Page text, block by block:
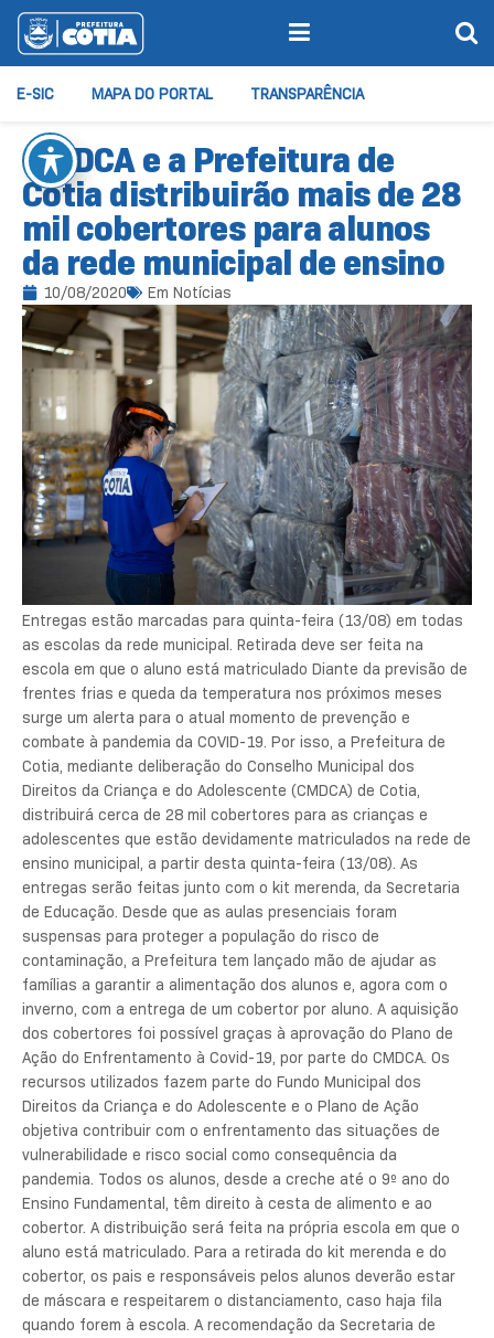
E-SIC MAPA DO PORTAL TRANSPARÊNCIA
CMDCA e a Prefeitura de
Cotia distribuirão mais de 28
mil cobertores para alunos
da rede municipal de ensino
10/08/2020 Em Notícias
Entregas estão marcadas para quinta-feira (13/08) em todas
as escolas da rede municipal. Retirada deve ser feita na
escola em que o aluno está matriculado Diante da previsão de
frentes frias e queda da temperatura nos próximos meses
surge um alerta para o atual momento de prevenção e
combate à pandemia da COVID-19. Por isso, a Prefeitura de
Cotia, mediante deliberação do Conselho Municipal dos
Direitos da Criança e do Adolescente (CMDCA) de Cotia,
distribuirá cerca de 28 mil cobertores para as crianças e
adolescentes que estão devidamente matriculados na rede de
ensino municipal, a partir desta quinta-feira (13/08). As
entregas serão feitas junto com o kit merenda, da Secretaria
de Educação. Desde que as aulas presenciais foram
suspensas para proteger a população do risco de
contaminação, a Prefeitura tem lançado mão de ajudar as
famílias a garantir a alimentação dos alunos e, agora com o
inverno, com a entrega de um cobertor por aluno. A aquisição
dos cobertores foi possível graças à aprovação do Plano de
Ação do Enfrentamento à Covid-19, por parte do CMDCA. Os
recursos utilizados fazem parte do Fundo Municipal dos
Direitos da Criança e do Adolescente e o Plano de Ação
objetiva contribuir com o enfrentamento das situações de
vulnerabilidade e risco social como consequência da
pandemia. Todos os alunos, desde a creche até o 9º ano do
Ensino Fundamental, têm direito à cesta de alimento e ao
cobertor. A distribuição será feita na própria escola em que o
aluno está matriculado. Para a retirada do kit merenda e do
cobertor, os pais e responsáveis pelos alunos deverão estar
de máscara e respeitarem o distanciamento, caso haja fila
quando forem à escola. A recomendação da Secretaria de